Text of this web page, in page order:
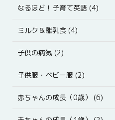
なるほど！子育て英語 (4)
ミルク＆離乳食 (4)
子供の病気 (2)
子供服・ベビー服 (2)
赤ちゃんの成長（0歳） (6)